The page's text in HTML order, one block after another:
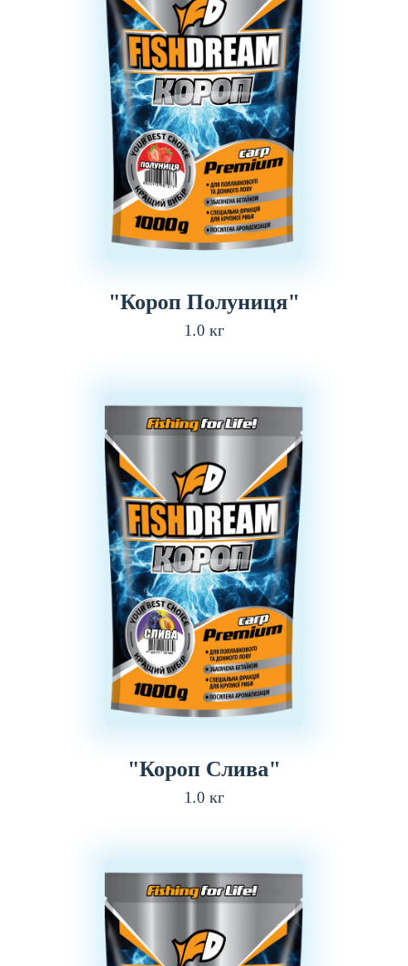
"Короп Полуниця"
1.0 кг
"Короп Слива"
1.0 кг